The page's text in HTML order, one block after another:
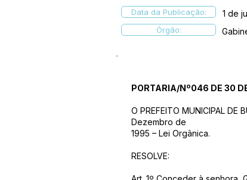
Data da Publicação: 1 de
Órgão:
PORTARIA/Nº046 DE 30
O PREFEITO MUNICIPAL
Dezembro de
1995 – Lei Orgânica.
RESOLVE: